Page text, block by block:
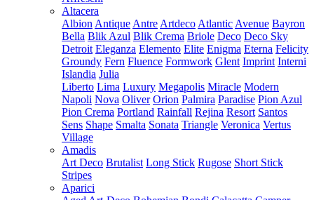
Altacera
Albion Antique Antre Artdeco Atlantic Avenue Bayron
Bella Blik Azul Blik Crema Briole Deco Deco Sky
Detroit Eleganza Elemento Elite Enigma Eterna Felicity
Groundy Fern Fluence Formwork Glent Imprint Interni
Islandia Julia
Liberto Lima Luxury Megapolis Miracle Modern
Napoli Nova Oliver Orion Palmira Paradise Pion Azul
Pion Crema Portland Rainfall Rejina Resort Santos
Sens Shape Smalta Sonata Triangle Veronica Vertus
Village
Amadis
Art Deco Brutalist Long Stick Rugose Short Stick
Stripes
Aparici